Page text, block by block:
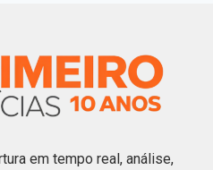
em tempo real, análise,